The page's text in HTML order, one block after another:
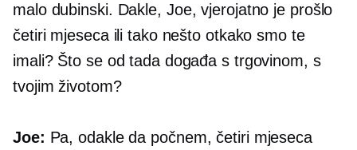
malo dubinski. Dakle, Joe, vjerojatno je prošlo
četiri mjeseca ili tako nešto otkako smo te
imali? Što se od tada događa s trgovinom, s
tvojim životom?
Joe: Pa, odakle da počnem, četiri mjeseca